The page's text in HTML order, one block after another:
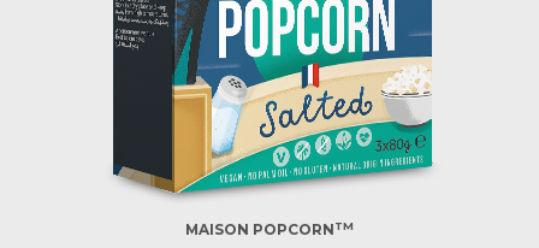
MAISON POPCORNTM